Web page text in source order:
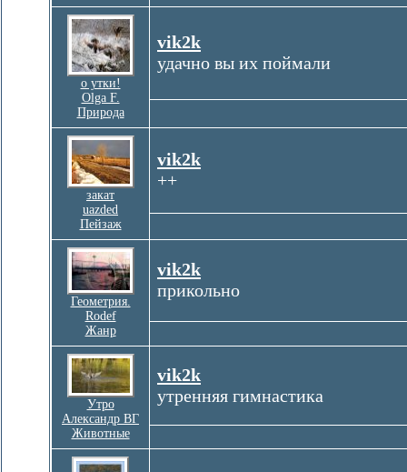
о утки!
Olga F.
Природа
vik2k
удачно вы их поймали
закат
uazded
Пейзаж
vik2k
++
Геометрия.
Rodef
Жанр
vik2k
прикольно
Утро
Александр ВГ
Животные
vik2k
утренняя гимнастика